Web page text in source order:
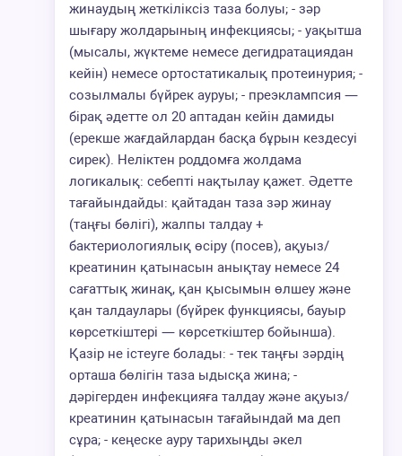
жинаудың жеткіліксіз таза болуы; - зәр
шығару жолдарының инфекциясы; - уақытша
(мысалы, жүктеме немесе дегидратациядан
кейін) немесе ортостатикалық протеинурия; -
созылмалы бүйрек ауруы; - преэклампсия —
бірақ әдетте ол 20 аптадан кейін дамиды
(ерекше жағдайлардан басқа бұрын кездесуі
сирек). Неліктен роддомға жолдама
логикалық: себепті нақтылау қажет. Әдетте
тағайындайды: қайтадан таза зәр жинау
(таңғы бөлігі), жалпы талдау +
бактериологиялық өсіру (посев), ақуыз/
креатинин қатынасын анықтау немесе 24
сағаттық жинақ, қан қысымын өлшеу және
қан талдаулары (бүйрек функциясы, бауыр
көрсеткіштері — көрсеткіштер бойынша).
Қазір не істеуге болады: - тек таңғы зәрдің
орташа бөлігін таза ыдысқа жина; -
дәрігерден инфекцияға талдау және ақуыз/
креатинин қатынасын тағайындай ма деп
сұра; - кеңеске ауру тарихыңды әкел